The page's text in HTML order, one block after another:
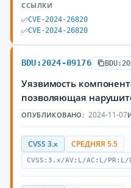
ССЫЛКИ
CVE-2024-26820
CVE-2024-26820
BDU:2024-09176
Уязвимость
позволяющая
ОПУБЛИКОВАНО: 2024-11-07
CVSS 3.x СРЕДНЯЯ 5.5
CVSS:3.x/AV:L/AC:L/